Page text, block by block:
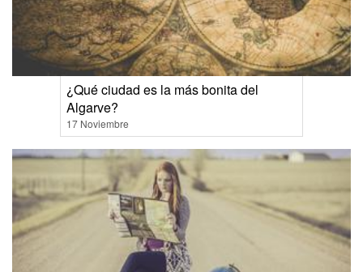
¿Qué ciudad es la más bonita del
Algarve?
17 Noviembre